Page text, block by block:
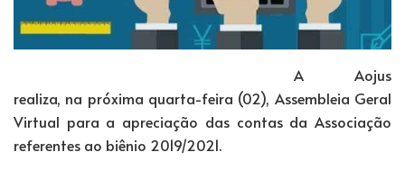
A Aojus
realiza, na próxima quarta-feira (02), Assembleia Geral
Virtual para a apreciação das contas da Associação
referentes ao biênio 2019/2021.